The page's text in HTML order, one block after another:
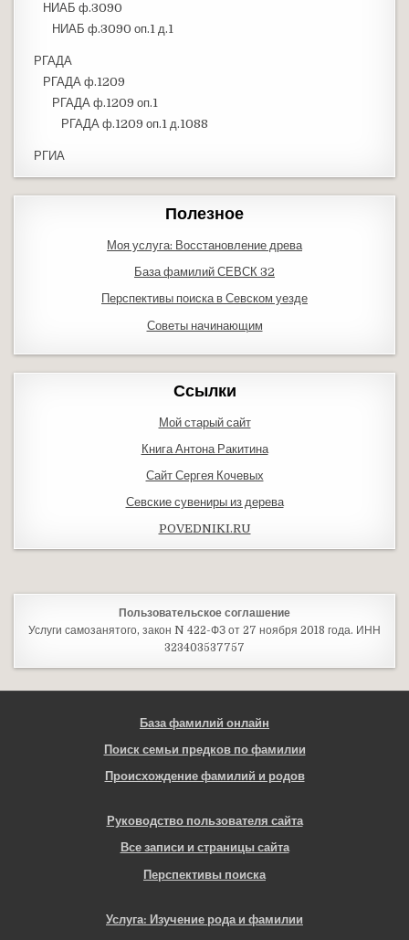
НИАБ ф.3090
НИАБ ф.3090 оп.1 д.1
РГАДА
РГАДА ф.1209
РГАДА ф.1209 оп.1
РГАДА ф.1209 оп.1 д.1088
РГИА
Полезное
Моя услуга: Восстановление древа
База фамилий СЕВСК 32
Перспективы поиска в Севском уезде
Советы начинающим
Ссылки
Мой старый сайт
Книга Антона Ракитина
Сайт Сергея Кочевых
Севские сувениры из дерева
POVEDNIKI.RU
Пользовательское соглашение
Услуги самозанятого, закон N 422-ФЗ от 27 ноября 2018 года. ИНН
323403537757
База фамилий онлайн
Поиск семьи предков по фамилии
Происхождение фамилий и родов
Руководство пользователя сайта
Все записи и страницы сайта
Перспективы поиска
Услуга: Изучение рода и фамилии